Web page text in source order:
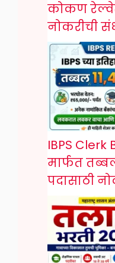
कोकण
नोकरीची
IBPS Clerk
मार्फत
पदासाठी